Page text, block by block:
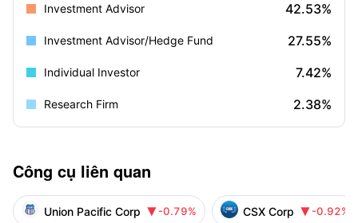
Investment Advisor 42.53%
Investment Advisor/Hedge Fund 27.55%
Individual Investor 7.42%
Research Firm 2.38%
Công cụ liên quan
Union Pacific Corp  -0.79% CSX Corp  -0.92%